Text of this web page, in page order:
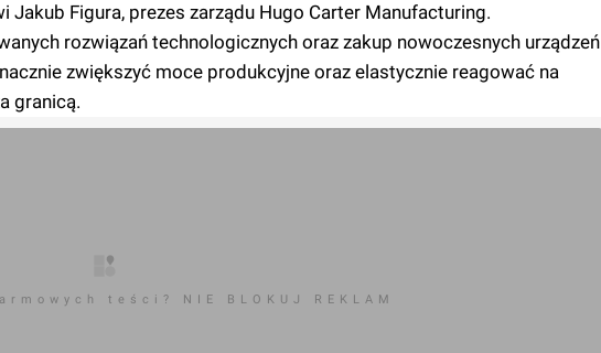
Jakub Figura, prezes zarządu Hugo Carter Manufacturing.
rozwiązań technologicznych oraz zakup nowoczesnych urządzeń
zwiększyć moce produkcyjne oraz elastycznie reagować na
granicą.
teści? NIE BLOKUJ REKLAM